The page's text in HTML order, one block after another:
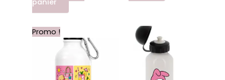
Promo !
Le
prix
initial
était :
11,99 €.
prix
actuel
est :
8,00 €.